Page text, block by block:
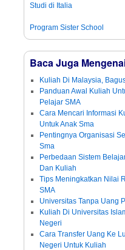
Studi di Italia
Program Sister School
Baca Juga
Kuliah Di Malaysia,
Panduan Awal Kuliah
Pelajar SMA
Cara Mencari Informasi
Untuk Anak Sma
Pentingnya Organisasi
Sma
Perbedaan Sistem
Dan Kuliah
Tips Meningkatkan Nilai
SMA
Universitas Tanpa Uang
Kuliah Di Universitas
Negeri
Cara Transfer Uang Ke
Negeri Untuk Kuliah